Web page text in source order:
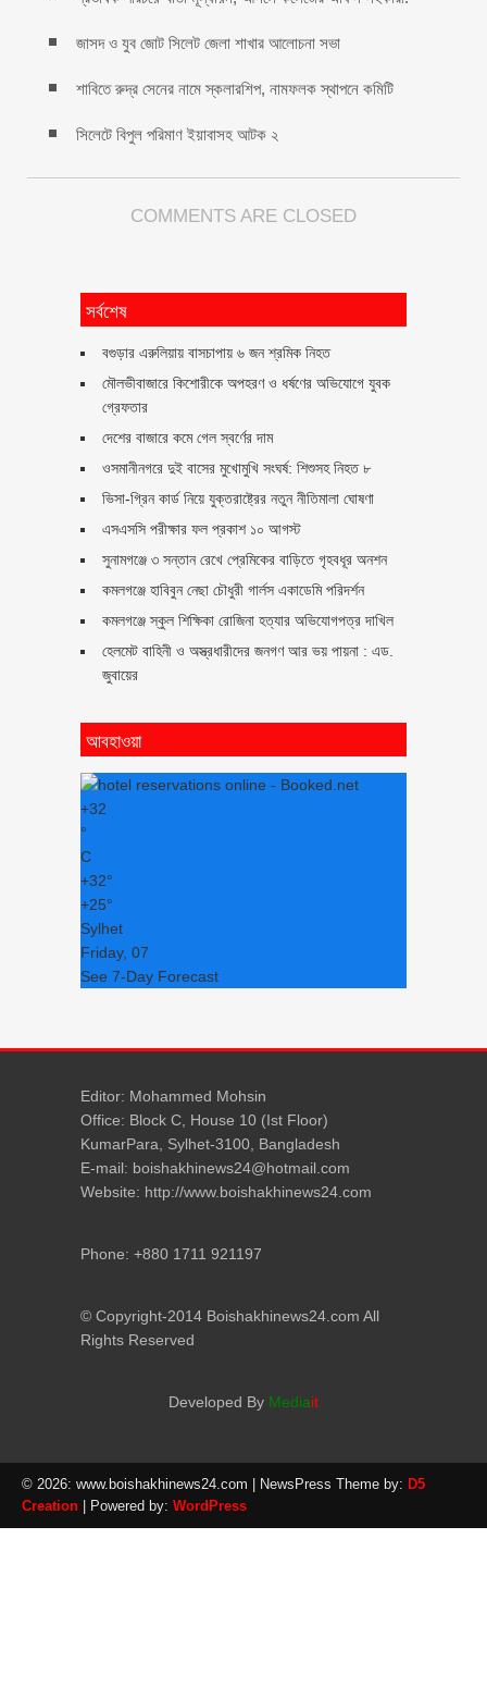
জাসদ ও যুব জোট সিলেট জেলা শাখার আলোচনা সভা
শাবিতে রুদ্র সেনের নামে স্কলারশিপ, নামফলক স্থাপনে কমিটি
সিলেটে বিপুল পরিমাণ ইয়াবাসহ আটক ২
COMMENTS ARE CLOSED
সর্বশেষ
বগুড়ার এরুলিয়ায় বাসচাপায় ৬ জন শ্রমিক নিহত
মৌলভীবাজারে কিশোরীকে অপহরণ ও ধর্ষণের অভিযোগে যুবক
গ্রেফতার
দেশের বাজারে কমে গেল স্বর্ণের দাম
ওসমানীনগরে দুই বাসের মুখোমুখি সংঘর্ষ: শিশুসহ নিহত ৮
ভিসা-গ্রিন কার্ড নিয়ে যুক্তরাষ্ট্রের নতুন নীতিমালা ঘোষণা
এসএসসি পরীক্ষার ফল প্রকাশ ১০ আগস্ট
সুনামগঞ্জে ৩ সন্তান রেখে প্রেমিকের বাড়িতে গৃহবধূর অনশন
কমলগঞ্জে হাবিবুন নেছা চৌধুরী গার্লস একাডেমি পরিদর্শন
কমলগঞ্জে স্কুল শিক্ষিকা রোজিনা হত্যার অভিযোগপত্র দাখিল
হেলমেট বাহিনী ও অস্ত্রধারীদের জনগণ আর ভয় পায়না : এড.
জুবায়ের
আবহাওয়া
+32
°
C
+32°
+25°
Sylhet
Friday, 07
See 7-Day Forecast
Editor: Mohammed Mohsin
Office: Block C, House 10 (Ist Floor)
KumarPara, Sylhet-3100, Bangladesh
E-mail: boishakhinews24@hotmail.com
Website: http://www.boishakhinews24.com
Phone: +880 1711 921197
© Copyright-2014 Boishakhinews24.com All
Rights Reserved
Developed By Mediait
© 2026: www.boishakhinews24.com | NewsPress Theme by: D5
Creation | Powered by: WordPress